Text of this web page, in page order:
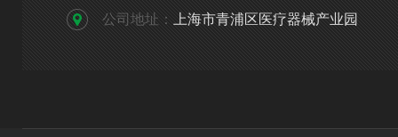
公司地址： 上海市青浦区医疗器械产业园